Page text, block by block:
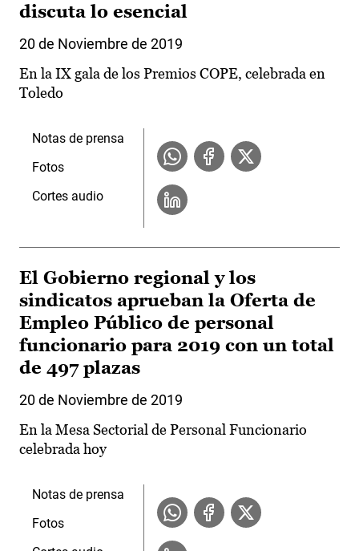
discuta lo esencial
20 de Noviembre de 2019
En la IX gala de los Premios COPE, celebrada en
Toledo
Notas de prensa
Fotos
Cortes audio
El Gobierno regional y los
sindicatos aprueban la Oferta de
Empleo Público de personal
funcionario para 2019 con un total
de 497 plazas
20 de Noviembre de 2019
En la Mesa Sectorial de Personal Funcionario
celebrada hoy
Notas de prensa
Fotos